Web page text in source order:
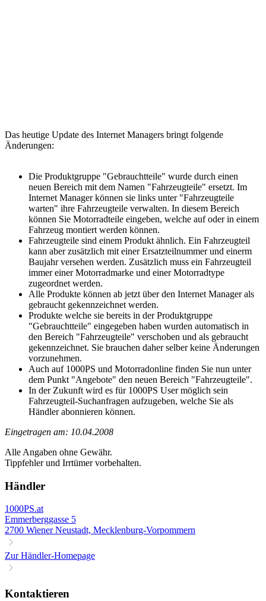
Das heutige Update des Internet Managers bringt folgende
Änderungen:
Die Produktgruppe "Gebrauchtteile" wurde durch einen
neuen Bereich mit dem Namen "Fahrzeugteile" ersetzt. Im
Internet Manager können sie links unter "Fahrzeugteile
warten" ihre Fahrzeugteile verwalten. In diesem Bereich
können Sie Motorradteile eingeben, welche auf oder in einem
Fahrzeug montiert werden können.
Fahrzeugteile sind einem Produkt ähnlich. Ein Fahrzeugteil
kann aber zusätzlich mit einer Ersatzteilnummer und einerm
Baujahr versehen werden. Zusätzlich muss ein Fahrzeugteil
immer einer Motorradmarke und einer Motorradtype
zugeordnet werden.
Alle Produkte können ab jetzt über den Internet Manager als
gebraucht gekennzeichnet werden.
Produkte welche sie bereits in der Produktgruppe
"Gebrauchtteile" eingegeben haben wurden automatisch in
den Bereich "Fahrzeugteile" verschoben und als gebraucht
gekennzeichnet. Sie brauchen daher selber keine Änderungen
vorzunehmen.
Auch auf 1000PS und Motorradonline finden Sie nun unter
dem Punkt "Angebote" den neuen Bereich "Fahrzeugteile".
In der Zukunft wird es für 1000PS User möglich sein
Fahrzeugteil-Suchanfragen aufzugeben, welche Sie als
Händler abonnieren können.
Eingetragen am: 10.04.2008
Alle Angaben ohne Gewähr.
Tippfehler und Irrtümer vorbehalten.
Händler
1000PS.at
Emmerberggasse 5
2700 Wiener Neustadt, Mecklenburg-Vorpommern
Zur Händler-Homepage
Kontaktieren